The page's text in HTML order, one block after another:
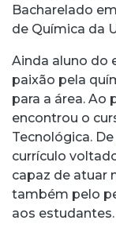
Bacharelado
de Química da
Ainda aluno do
paixão pela
para a área. Ao
encontrou o
Tecnológica.
currículo
capaz de atuar
também pelo
aos estudantes.